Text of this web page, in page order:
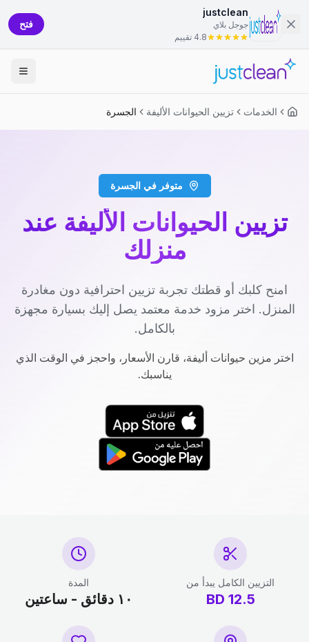
justclean
جوجل بلاي
4.8 تقييم
فتح
الخدمات تزيين الحيوانات الأليفة الجسرة
متوفر في الجسرة
تزيين الحيوانات الأليفة عند
منزلك
امنح كلبك أو قطتك تجربة تزيين احترافية دون مغادرة
المنزل. اختر مزود خدمة معتمد يصل إليك بسيارة مجهزة
بالكامل.
اختر مزين حيوانات أليفة، قارن الأسعار، واحجز في الوقت الذي
يناسبك.
التزيين الكامل يبدأ من
12.5
BD
المدة
١٠ دقائق - ساعتين